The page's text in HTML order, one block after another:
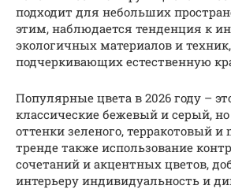
подходит для небольших
этим, наблюдается тенденция к
экологичных материалов и техник,
подчеркивающих естественную
Популярные цвета в 2026 году –
классические бежевый и серый,
оттенки зеленого, терракотовый и
тренде также использование
сочетаний и акцентных цветов,
интерьеру индивидуальность и